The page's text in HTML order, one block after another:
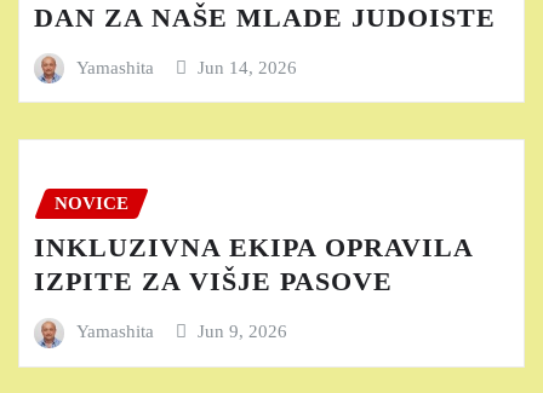
DAN ZA NAŠE MLADE JUDOISTE
Yamashita Jun 14, 2026
NOVICE
INKLUZIVNA EKIPA OPRAVILA
IZPITE ZA VIŠJE PASOVE
Yamashita Jun 9, 2026